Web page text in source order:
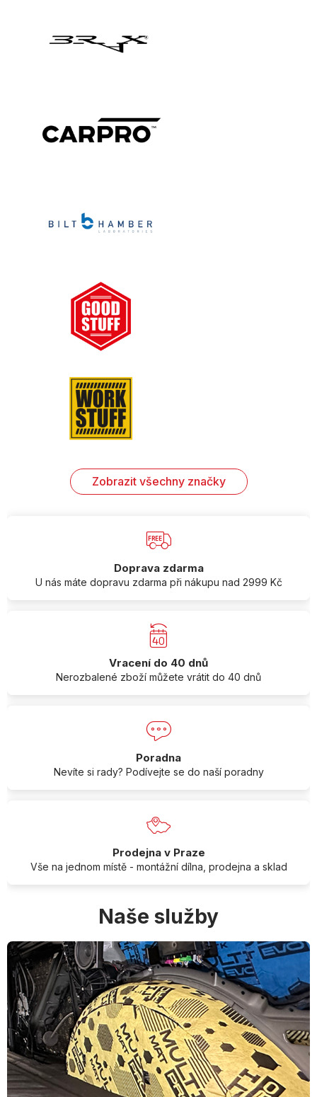
Zobrazit všechny značky
Doprava zdarma
U nás máte dopravu zdarma při nákupu nad 2999 Kč
Vracení do 40 dnů
Nerozbalené zboží můžete vrátit do 40 dnů
Poradna
Nevíte si rady? Podívejte se do naší poradny
Prodejna v Praze
Vše na jednom místě - montážní dílna, prodejna a sklad
Naše služby